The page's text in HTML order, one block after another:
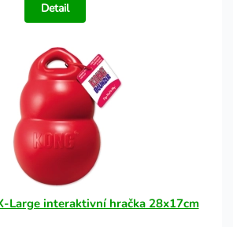
Detail
Large interaktivní hračka 28x17cm